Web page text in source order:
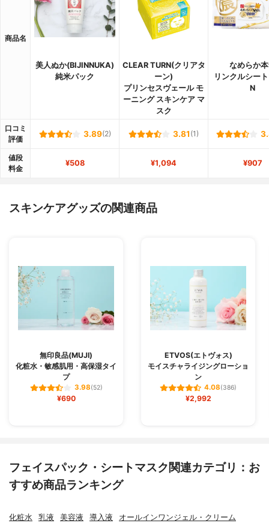
商品名
美人ぬか(BIJINNUKA)
純米パック
CLEAR TURN(クリアタ
ーン)
プリンセスヴェール モ
ーニング スキンケア マ
スク
なめらか
リンクルシー
N
口コミ
評価
3.89(2) 3.81 (1)
値段
料金
¥508 ¥1,094 ¥907
スキンケアグッズの関連商品
無印良品(MUJI)
化粧水・敏感肌用・高保湿タイ
プ
3.98(52)
¥690
ETVOS(エトヴォス)
モイスチャライジングローショ
ン
4.08(386)
¥2,992
フェイスパック・シートマスク関連カテゴリ：お
すすめ商品ランキング
化粧水 乳液 美容液 導入液 オールインワンジェル・クリーム